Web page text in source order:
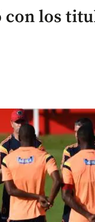
con los